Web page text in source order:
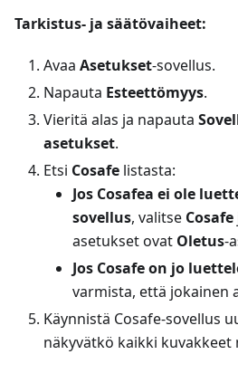
Tarkistus- ja säätövaiheet:
Avaa Asetukset-sovellus.
Napauta Esteettömyys.
Vieritä alas ja napauta
asetukset.
Etsi Cosafe listasta:
Jos Cosafea ei ole
sovellus, valitse Cosafe
asetukset ovat Oletus-
Jos Cosafe on jo
varmista, että jokainen
Käynnistä Cosafe-sovellus
näkyvätkö kaikki kuvakkeet